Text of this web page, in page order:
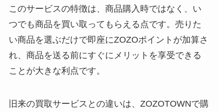
このサービスの特徴は、商品購入時ではなく、い
つでも商品を買い取ってもらえる点です。売りた
い商品を選ぶだけで即座にZOZOポイントが加算さ
れ、商品を送る前にすぐにメリットを享受できる
ことが大きな利点です。
旧来の買取サービスとの違いは、ZOZOTOWNで購